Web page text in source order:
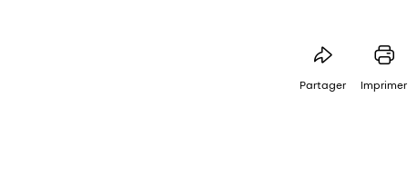
Partager Imprimer